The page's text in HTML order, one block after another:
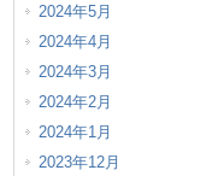
2024年5月
2024年4月
2024年3月
2024年2月
2024年1月
2023年12月